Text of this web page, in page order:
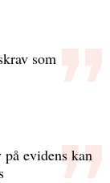
som
evidens kan